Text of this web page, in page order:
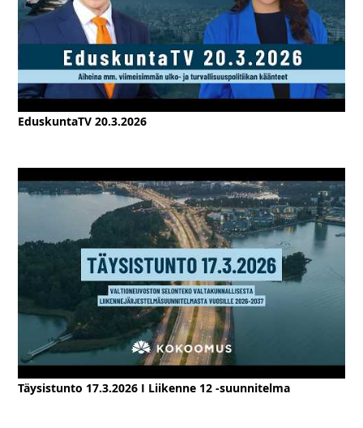
EduskuntaTV 20.3.2026
Täysistunto 17.3.2026 I Liikenne 12 -suunnitelma